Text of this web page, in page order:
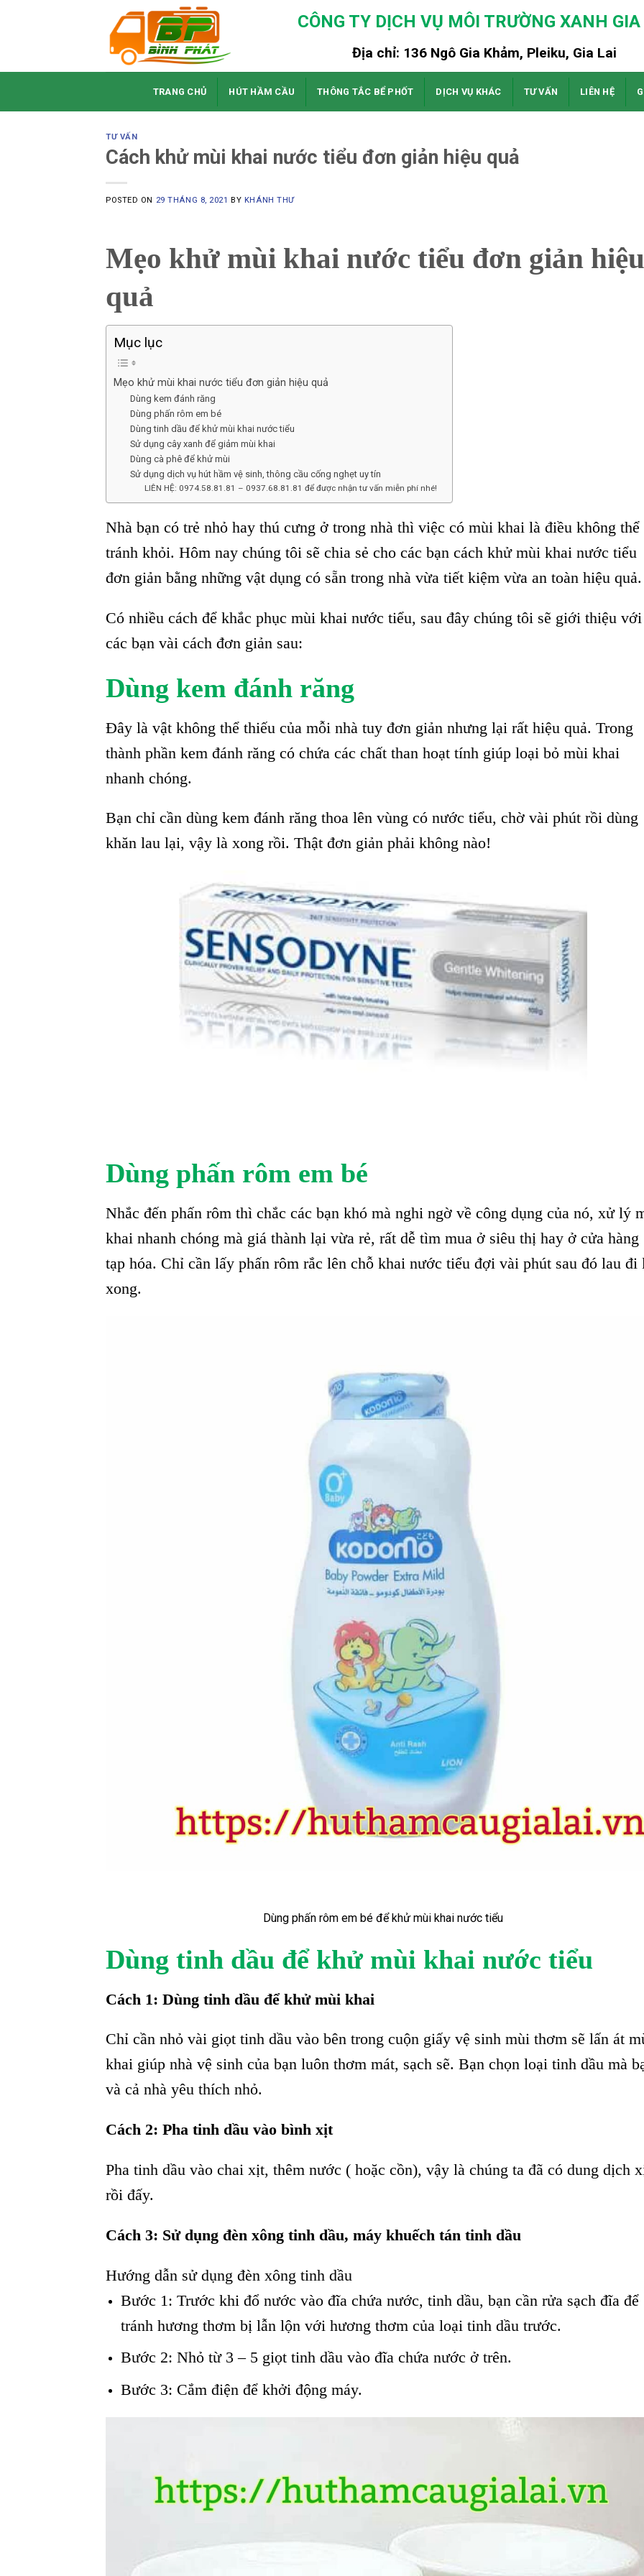
CÔNG TY DỊCH VỤ MÔI TRƯỜNG XANH
Địa chỉ: 136 Ngô Gia Khảm, Pleiku, Gia Lai
TRANG CHỦ HÚT HẦM CẦU THÔNG TẮC BỂ PHỐT DỊCH VỤ KHÁC TƯ VẤN LIÊN HỆ
TƯ VẤN
Cách khử mùi khai nước tiểu đơn giản hiệu quả
POSTED ON 29 THÁNG 8, 2021 BY KHÁNH THƯ
Mẹo khử mùi khai nước tiểu đơn giản hiệu
quả
Mục lục
Mẹo khử mùi khai nước tiểu đơn giản hiệu quả
Dùng kem đánh răng
Dùng phấn rôm em bé
Dùng tinh dầu để khử mùi khai nước tiểu
Sử dụng cây xanh để giảm mùi khai
Dùng cà phê để khử mùi
Sử dụng dịch vụ hút hầm vệ sinh, thông cầu cống nghẹt uy tín
LIÊN HỆ: 0974.58.81.81 – 0937.68.81.81 để được nhận tư vấn miễn phí nhé!
Nhà bạn có trẻ nhỏ hay thú cưng ở trong nhà thì việc có mùi khai là điều không thể
tránh khỏi. Hôm nay chúng tôi sẽ chia sẻ cho các bạn cách khử mùi khai nước tiểu
đơn giản bằng những vật dụng có sẵn trong nhà vừa tiết kiệm vừa an toàn hiệu quả.
Có nhiều cách để khắc phục mùi khai nước tiểu, sau đây chúng tôi sẽ giới thiệu với
các bạn vài cách đơn giản sau:
Dùng kem đánh răng
Đây là vật không thể thiếu của mỗi nhà tuy đơn giản nhưng lại rất hiệu quả. Trong
thành phần kem đánh răng có chứa các chất than hoạt tính giúp loại bỏ mùi khai
nhanh chóng.
Bạn chỉ cần dùng kem đánh răng thoa lên vùng có nước tiểu, chờ vài phút rồi dùng
khăn lau lại, vậy là xong rồi. Thật đơn giản phải không nào!
Dùng phấn rôm em bé
Nhắc đến phấn rôm thì chắc các bạn khó mà nghi ngờ về công dụng của nó, xử lý
khai nhanh chóng mà giá thành lại vừa rẻ, rất dễ tìm mua ở siêu thị hay ở cửa hàng
tạp hóa. Chỉ cần lấy phấn rôm rắc lên chỗ khai nước tiểu đợi vài phút sau đó lau đi
xong.
Dùng phấn rôm em bé để khử mùi khai nước tiểu
Dùng tinh dầu để khử mùi khai nước tiểu
Cách 1: Dùng tinh dầu để khử mùi khai
Chỉ cần nhỏ vài giọt tinh dầu vào bên trong cuộn giấy vệ sinh mùi thơm sẽ lấn át
khai giúp nhà vệ sinh của bạn luôn thơm mát, sạch sẽ. Bạn chọn loại tinh dầu mà
và cả nhà yêu thích nhỏ.
Cách 2: Pha tinh dầu vào bình xịt
Pha tinh dầu vào chai xịt, thêm nước ( hoặc cồn), vậy là chúng ta đã có dung dịch
rồi đấy.
Cách 3: Sử dụng đèn xông tinh dầu, máy khuếch tán tinh dầu
Hướng dẫn sử dụng đèn xông tinh dầu
Bước 1: Trước khi đổ nước vào đĩa chứa nước, tinh dầu, bạn cần rửa sạch đĩa để
tránh hương thơm bị lẫn lộn với hương thơm của loại tinh dầu trước.
Bước 2: Nhỏ từ 3 – 5 giọt tinh dầu vào đĩa chứa nước ở trên.
Bước 3: Cắm điện để khởi động máy.